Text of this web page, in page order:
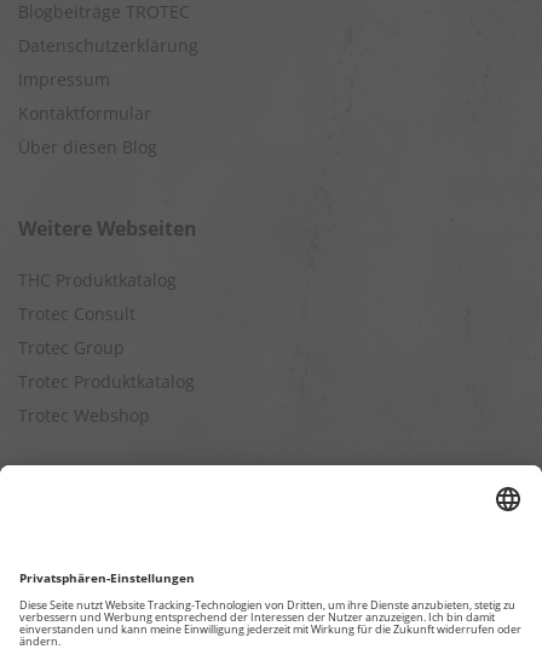
Blogbeiträge TROTEC
Datenschutzerklärung
Impressum
Kontaktformular
Über diesen Blog
Weitere Webseiten
THC Produktkatalog
Trotec Consult
Trotec Group
Trotec Produktkatalog
Trotec Webshop
Entfeuchtungsleistung berechnen
Kapazitätsberechnung für Luftreiniger